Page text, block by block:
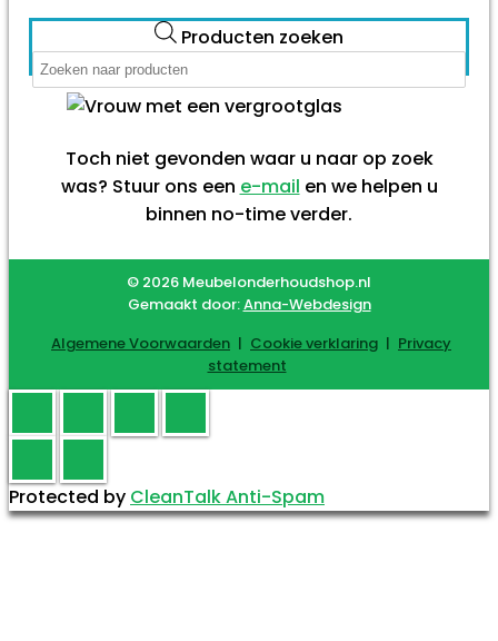
Producten zoeken
Toch niet gevonden waar u naar op zoek
was? Stuur ons een e-mail en we helpen u
binnen no-time verder.
© 2026 Meubelonderhoudshop.nl
Gemaakt door:Anna-Webdesign
Algemene Voorwaarden | Cookie verklaring | Privacy
statement
Protected by CleanTalk Anti-Spam